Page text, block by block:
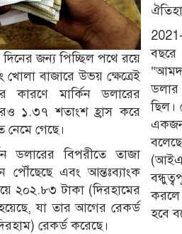
দিনের জন্য পিচ্ছিল পথে রয়ে
বাজারে উভয় ক্ষেত্রেই
কারণে মার্কিন ডলারের
১.৩৭ শতাংশ হ্রাস করে
নেমে গেছে।
ডলারের বিপরীতে তাজা
পৌঁছেছে এবং আন্তঃব্যাংক
২০২.৮৩ টাকা (দিরহামের
যা তার আগের রেকর্ড
রেকর্ড করেছে।
বছরে
ডলার
ছিল।
একজন
করলে
হবে